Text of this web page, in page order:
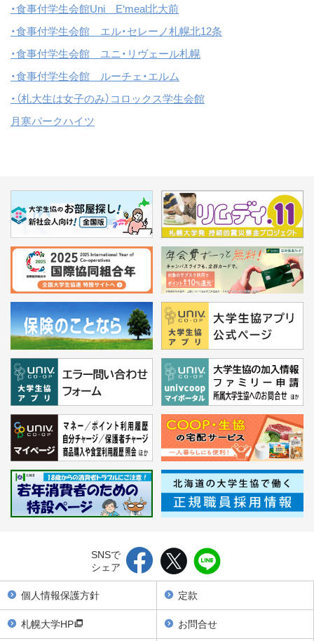
・食事付学生会館Uni E‘meal北大前
・食事付学生会館 エル・セレーノ札幌北12条
・食事付学生会館 ユニ・リヴェール札幌
・食事付学生会館 ルーチェ・エルム
・（札大生は女子のみ）コロックス学生会館
月寒パークハイツ
SNSで
シェア
個人情報保護方針
定款
札幌大学HP
お問合せ